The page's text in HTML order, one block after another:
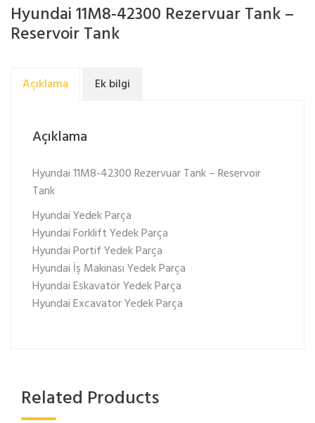
Hyundai 11M8-42300 Rezervuar Tank –
Reservoir Tank
Açıklama Ek bilgi
Açıklama
Hyundai 11M8-42300 Rezervuar Tank – Reservoir
Tank
Hyundai Yedek Parça
Hyundai Forklift Yedek Parça
Hyundai Portif Yedek Parça
Hyundai İş Makinası Yedek Parça
Hyundai Eskavatör Yedek Parça
Hyundai Excavator Yedek Parça
Related Products